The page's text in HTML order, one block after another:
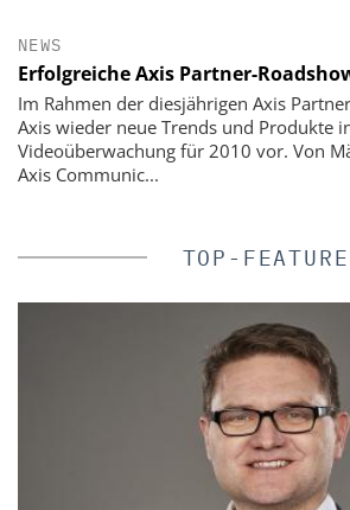
NEWS
Erfolgreiche Axis Partner-
Im Rahmen der diesjährigen Axis
Axis wieder neue Trends und Produkte
Videoüberwachung für 2010 vor. Von
Axis Communic...
TOP-FEATURE